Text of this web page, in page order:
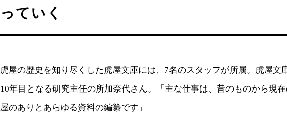
っていく
虎屋の歴史を知り尽くした虎屋文庫には、7名のスタッフが所属。虎屋文
10年目となる研究主任の所加奈代さん。「主な仕事は、昔のものから現
屋のありとあらゆる資料の編纂です」